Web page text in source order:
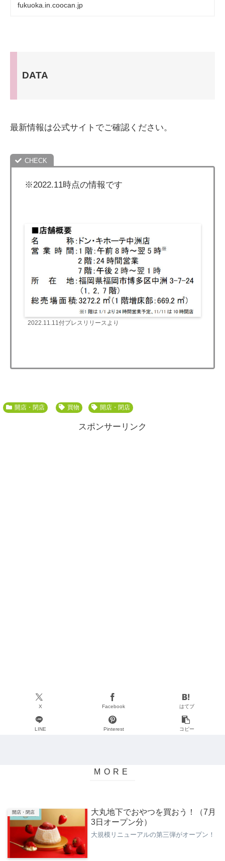
fukuoka.in.coocan.jp
DATA
最新情報は公式サイトでご確認ください。
※2022.11時点の情報です
2022.11.11付プレスリリースより
開店・閉店 買物 開店・閉店
スポンサーリンク
X Facebook はてブ
LINE Pinterest コピー
開店・閉店
大丸地下でおやつを買おう！（7月
3日オープン分）
大規模リニューアルの第三弾がオープン！